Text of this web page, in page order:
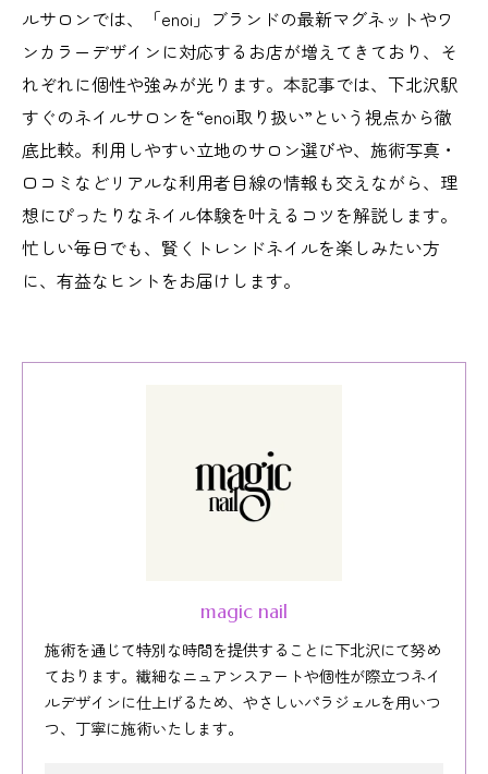
ルサロンでは、「enoi」ブランドの最新マグネットやワ
ンカラーデザインに対応するお店が増えてきており、そ
れぞれに個性や強みが光ります。本記事では、下北沢駅
すぐのネイルサロンを“enoi取り扱い”という視点から徹
底比較。利用しやすい立地のサロン選びや、施術写真・
口コミなどリアルな利用者目線の情報も交えながら、理
想にぴったりなネイル体験を叶えるコツを解説します。
忙しい毎日でも、賢くトレンドネイルを楽しみたい方
に、有益なヒントをお届けします。
magic nail
施術を通じて特別な時間を提供することに下北沢にて努め
ております。繊細なニュアンスアートや個性が際立つネイ
ルデザインに仕上げるため、やさしいパラジェルを用いつ
つ、丁寧に施術いたします。